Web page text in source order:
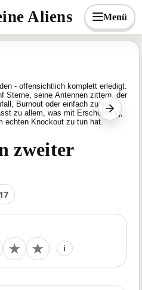
Aliens Menü
zweiter
★
★ i